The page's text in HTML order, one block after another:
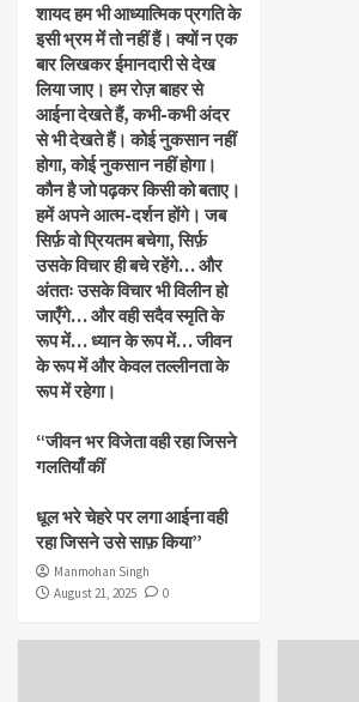
शायद हम भी आध्यात्मिक प्रगति के
इसी भ्रम में तो नहीं हैं। क्यों न एक
बार लिखकर ईमानदारी से देख
लिया जाए। हम रोज़ बाहर से
आईना देखते हैं, कभी-कभी अंदर
से भी देखते हैं। कोई नुकसान नहीं
होगा, कोई नुकसान नहीं होगा।
कौन है जो पढ़कर किसी को बताए।
हमें अपने आत्म-दर्शन होंगे। जब
सिर्फ़ वो प्रियतम बचेगा, सिर्फ़
उसके विचार ही बचे रहेंगे… और
अंततः उसके विचार भी विलीन हो
जाएँगे… और वही सदैव स्मृति के
रूप में… ध्यान के रूप में… जीवन
के रूप में और केवल तल्लीनता के
रूप में रहेगा।
“जीवन भर विजेता वही रहा जिसने
गलतियाँ कीं
धूल भरे चेहरे पर लगा आईना वही
रहा जिसने उसे साफ़ किया”
Manmohan Singh
August 21, 2025
0